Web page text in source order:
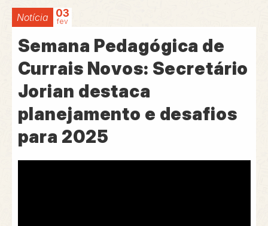
Notícia 03
fev
Semana Pedagógica de
Currais Novos: Secretário
Jorian destaca
planejamento e desafios
para 2025